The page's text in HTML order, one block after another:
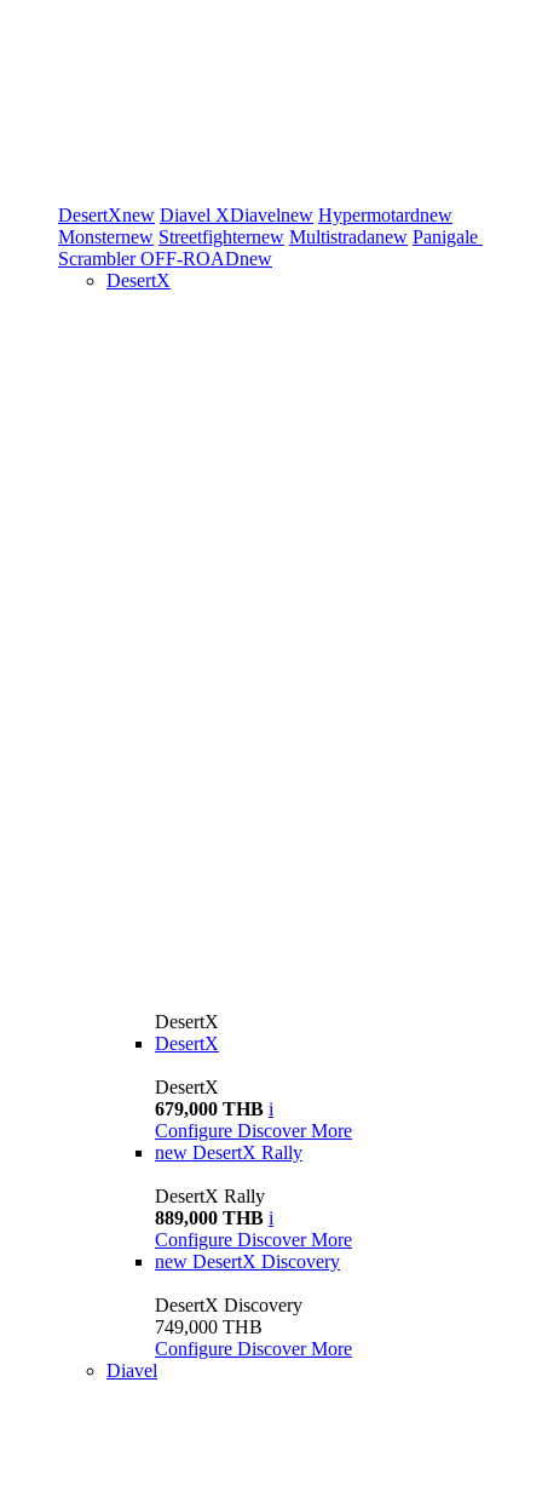
DesertXnew Diavel XDiavelnew Hypermotardnew
Monsternew Streetfighternew Multistradanew Panigale
ScramblerOFF-ROADnew
DesertX
DesertX
DesertX
DesertX
679,000 THB i
Configure Discover More
new DesertX Rally
DesertX Rally
889,000 THB i
Configure Discover More
new DesertX Discovery
DesertX Discovery
749,000 THB
Configure Discover More
Diavel